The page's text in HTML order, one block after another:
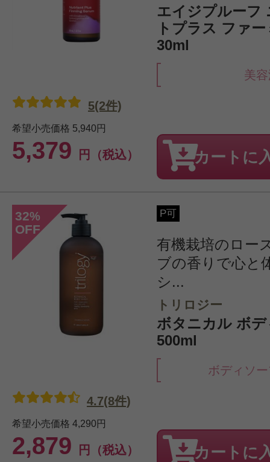
エイジプルーフ
トプラス ファ
30ml
美
希望小売価格 5,940円
5,379 円（税込）
5(2件)
カートに
32%
OFF
P可
有機栽培のロー
ブの香りで心と
シ...
トリロジー
ボタニカル ボ
500ml
ボディソ
希望小売価格 4,290円
2,879 円（税込）
4.7(8件)
カートに